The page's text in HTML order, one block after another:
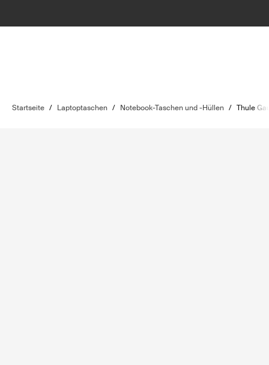
Startseite / Laptoptaschen / Notebook-Taschen und -Hüllen / Thule